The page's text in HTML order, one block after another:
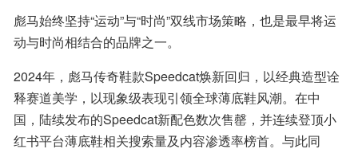
彪马始终坚持“运动”与“时尚”双线市场策略，也是最早将运
动与时尚相结合的品牌之一。
2024年，彪马传奇鞋款Speedcat焕新回归，以经典造型诠
释赛道美学，以现象级表现引领全球薄底鞋风潮。在中
国，陆续发布的Speedcat新配色数次售罄，并连续登顶小
红书平台薄底鞋相关搜索量及内容渗透率榜首。与此同